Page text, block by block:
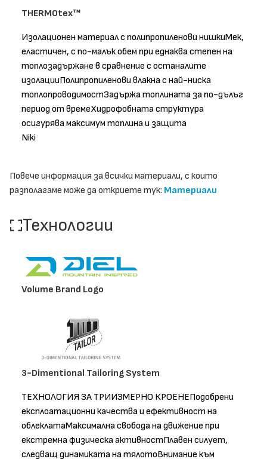
THERMOtex™
Изолационен материал с полипропиленови нишкиМек,
еластичен, с по-малък обем при еднаква степен на
топлозадържане в сравнение с останалите
изолацииПолипропиленови влакна с най-ниска
топлопроводимостЗадържа топлината за по-дълъг
период от времеХидрофобната структура
осигурява максимум топлина и защита
Niki
Повече информация за всички материали, с които
разполагаме може да откриете тук: Материали
Технологии
Volume Brand Logo
3-Dimentional Tailoring System
ТЕХНОЛОГИЯ ЗА ТРИИЗМЕРНО КРОЕНЕПодобрени
експлоатационни качества и ефективност на
облеклатаМаксимална свобода на движение при
екстремна физическа активностПлавен силует,
следващ динамиката на тялотоВнимание към